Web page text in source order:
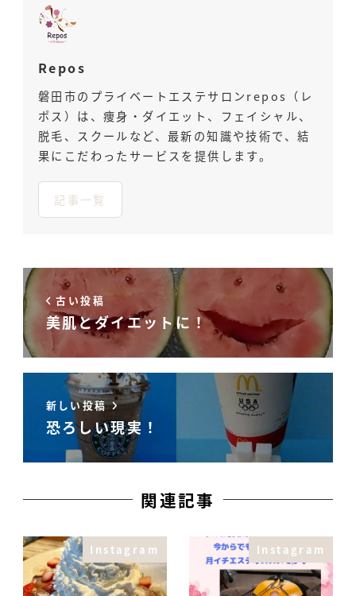
Repos
磐田市のプライベートエステサロンrepos（レ
ポス）は、痩身・ダイエット、フェイシャル、
脱毛、スクールなど、最新の知識や技術で、結
果にこだわったサービスを提供します。
記事一覧
古い投稿
美肌とダイエットに！
新しい投稿
恐ろしい現実！
関連記事
Instagram Instagram